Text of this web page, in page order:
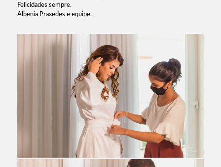
Felicidades sempre.
Albenia Praxedes e equipe.